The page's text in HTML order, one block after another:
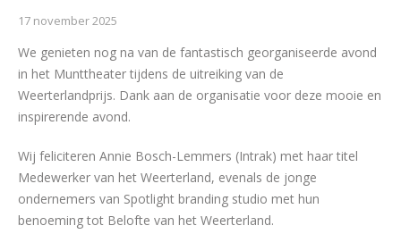
17 november 2025
We genieten nog na van de fantastisch georganiseerde avond
in het Munttheater tijdens de uitreiking van de
Weerterlandprijs. Dank aan de organisatie voor deze mooie en
inspirerende avond.
Wij feliciteren Annie Bosch-Lemmers (Intrak) met haar titel
Medewerker van het Weerterland, evenals de jonge
ondernemers van Spotlight branding studio met hun
benoeming tot Belofte van het Weerterland.